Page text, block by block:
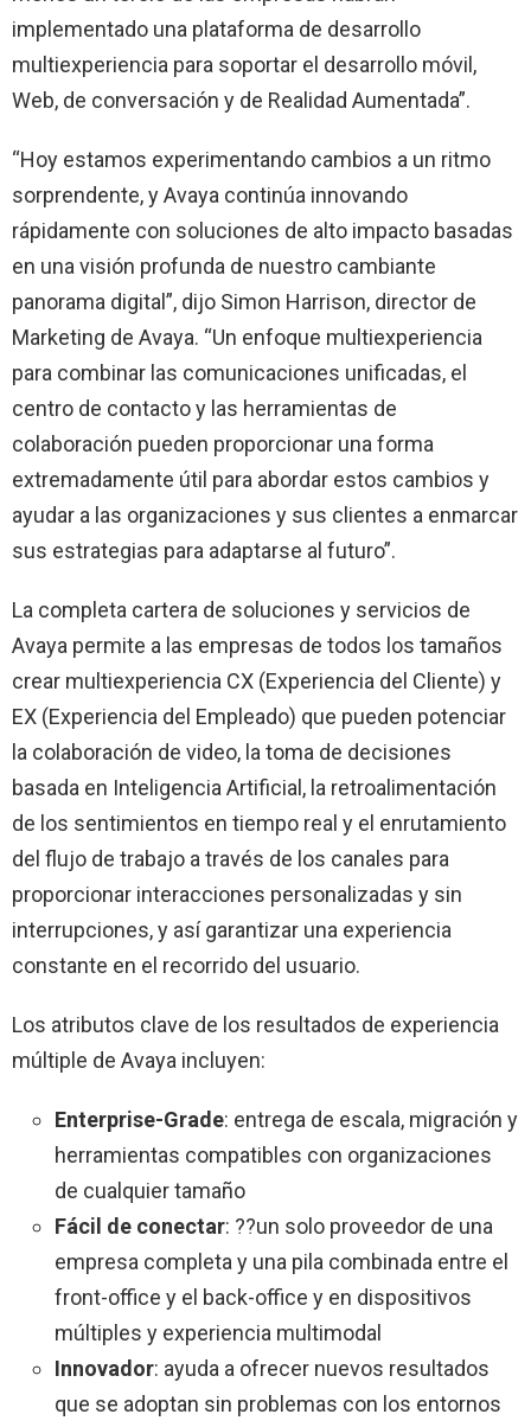
implementado una plataforma de desarrollo
multiexperiencia para soportar el desarrollo móvil,
Web, de conversación y de Realidad Aumentada”.
“Hoy estamos experimentando cambios a un ritmo
sorprendente, y Avaya continúa innovando
rápidamente con soluciones de alto impacto basadas
en una visión profunda de nuestro cambiante
panorama digital”, dijo Simon Harrison, director de
Marketing de Avaya. “Un enfoque multiexperiencia
para combinar las comunicaciones unificadas, el
centro de contacto y las herramientas de
colaboración pueden proporcionar una forma
extremadamente útil para abordar estos cambios y
ayudar a las organizaciones y sus clientes a enmarcar
sus estrategias para adaptarse al futuro”.
La completa cartera de soluciones y servicios de
Avaya permite a las empresas de todos los tamaños
crear multiexperiencia CX (Experiencia del Cliente) y
EX (Experiencia del Empleado) que pueden potenciar
la colaboración de video, la toma de decisiones
basada en Inteligencia Artificial, la retroalimentación
de los sentimientos en tiempo real y el enrutamiento
del flujo de trabajo a través de los canales para
proporcionar interacciones personalizadas y sin
interrupciones, y así garantizar una experiencia
constante en el recorrido del usuario.
Los atributos clave de los resultados de experiencia
múltiple de Avaya incluyen:
Enterprise-Grade: entrega de escala, migración y
herramientas compatibles con organizaciones
de cualquier tamaño
Fácil de conectar: ??un solo proveedor de una
empresa completa y una pila combinada entre el
front-office y el back-office y en dispositivos
múltiples y experiencia multimodal
Innovador: ayuda a ofrecer nuevos resultados
que se adoptan sin problemas con los entornos